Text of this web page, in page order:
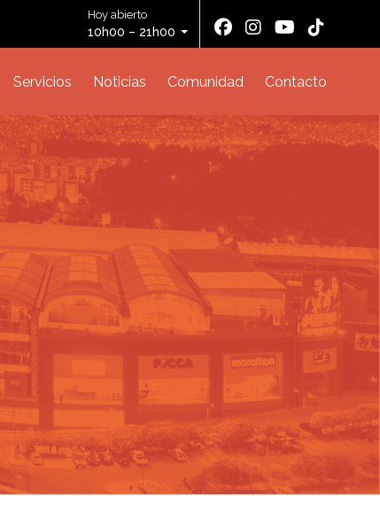
Hoy abierto
10h00 – 21h00
Servicios Noticias Comunidad Contacto